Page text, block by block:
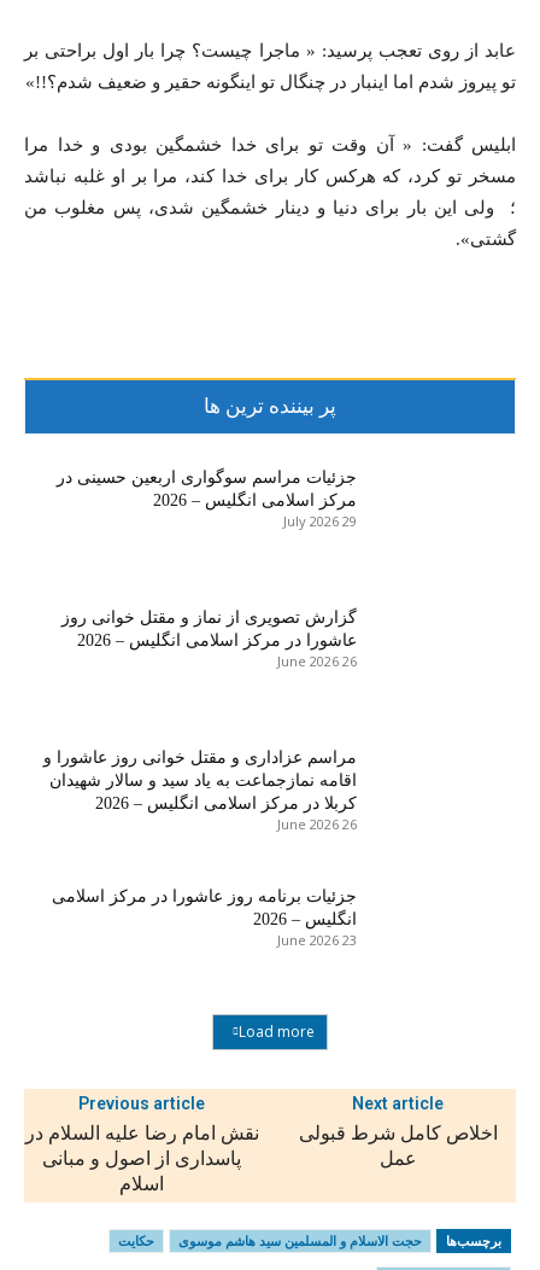
عابد از روی تعجب پرسید: « ماجرا چیست؟ چرا بار اول براحتی بر
تو پیروز شدم اما اینبار در چنگال تو اینگونه حقیر و ضعیف شدم؟!!»
ابلیس گفت: « آن وقت تو برای خدا خشمگین بودی و خدا مرا
مسخر تو کرد، که هرکس کار برای خدا کند، مرا بر او غلبه نباشد
؛ ولی این بار برای دنیا و دینار خشمگین شدی، پس مغلوب من
گشتی».
پر بیننده ترین ها
جزئیات مراسم سوگواری اربعین حسینی در
مرکز اسلامی انگلیس – 2026
29 July 2026
گزارش تصویری از نماز و مقتل خوانی روز
عاشورا در مرکز اسلامی انگلیس – 2026
26 June 2026
مراسم عزاداری و مقتل خوانی روز عاشورا و
اقامه نمازجماعت به یاد سید و سالار شهیدان
کربلا در مرکز اسلامی انگلیس – 2026
26 June 2026
جزئیات برنامه روز عاشورا در مرکز اسلامی
انگلیس – 2026
23 June 2026
Load more
Previous article
نقش امام رضا علیه ‌السلام در
پاسداری از اصول و مبانی
اسلام
Next article
اخلاص کامل شرط قبولی
عمل
برچسب‌ها حجت الاسلام و المسلمین سید هاشم موسوی حکایت